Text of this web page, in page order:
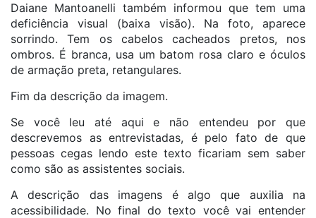
Daiane Mantoanelli também informou que tem uma
deficiência visual (baixa visão). Na foto, aparece
sorrindo. Tem os cabelos cacheados pretos, nos
ombros. É branca, usa um batom rosa claro e óculos
de armação preta, retangulares.
Fim da descrição da imagem.
Se você leu até aqui e não entendeu por que
descrevemos as entrevistadas, é pelo fato de que
pessoas cegas lendo este texto ficariam sem saber
como são as assistentes sociais.
A descrição das imagens é algo que auxilia na
acessibilidade. No final do texto você vai entender